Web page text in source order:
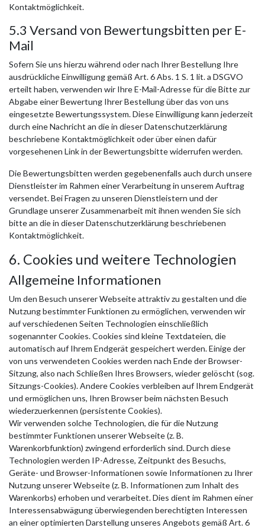
Kontaktmöglichkeit.
5.3 Versand von Bewertungsbitten per E-
Mail
Sofern Sie uns hierzu während oder nach Ihrer Bestellung Ihre
ausdrückliche Einwilligung gemäß Art. 6 Abs. 1 S. 1 lit. a DSGVO
erteilt haben, verwenden wir Ihre E-Mail-Adresse für die Bitte zur
Abgabe einer Bewertung Ihrer Bestellung über das von uns
eingesetzte Bewertungssystem. Diese Einwilligung kann jederzeit
durch eine Nachricht an die in dieser Datenschutzerklärung
beschriebene Kontaktmöglichkeit oder über einen dafür
vorgesehenen Link in der Bewertungsbitte widerrufen werden.
Die Bewertungsbitten werden gegebenenfalls auch durch unsere
Dienstleister im Rahmen einer Verarbeitung in unserem Auftrag
versendet. Bei Fragen zu unseren Dienstleistern und der
Grundlage unserer Zusammenarbeit mit ihnen wenden Sie sich
bitte an die in dieser Datenschutzerklärung beschriebenen
Kontaktmöglichkeit.
6. Cookies und weitere Technologien
Allgemeine Informationen
Um den Besuch unserer Webseite attraktiv zu gestalten und die
Nutzung bestimmter Funktionen zu ermöglichen, verwenden wir
auf verschiedenen Seiten Technologien einschließlich
sogenannter Cookies. Cookies sind kleine Textdateien, die
automatisch auf Ihrem Endgerät gespeichert werden. Einige der
von uns verwendeten Cookies werden nach Ende der Browser-
Sitzung, also nach Schließen Ihres Browsers, wieder gelöscht (sog.
Sitzungs-Cookies). Andere Cookies verbleiben auf Ihrem Endgerät
und ermöglichen uns, Ihren Browser beim nächsten Besuch
wiederzuerkennen (persistente Cookies).
Wir verwenden solche Technologien, die für die Nutzung
bestimmter Funktionen unserer Webseite (z. B.
Warenkorbfunktion) zwingend erforderlich sind. Durch diese
Technologien werden IP-Adresse, Zeitpunkt des Besuchs,
Geräte- und Browser-Informationen sowie Informationen zu Ihrer
Nutzung unserer Webseite (z. B. Informationen zum Inhalt des
Warenkorbs) erhoben und verarbeitet. Dies dient im Rahmen einer
Interessensabwägung überwiegenden berechtigten Interessen
an einer optimierten Darstellung unseres Angebots gemäß Art. 6